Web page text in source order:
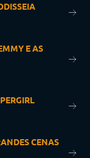
E AS
CENAS